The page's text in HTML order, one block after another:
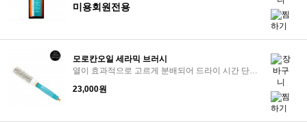
미용회원전용
모로칸오일 세라믹 브러시
열이 효과적으로 고르게 분배되어 드라이 시간 단축 및 모발에 윤기 강화
23,000원